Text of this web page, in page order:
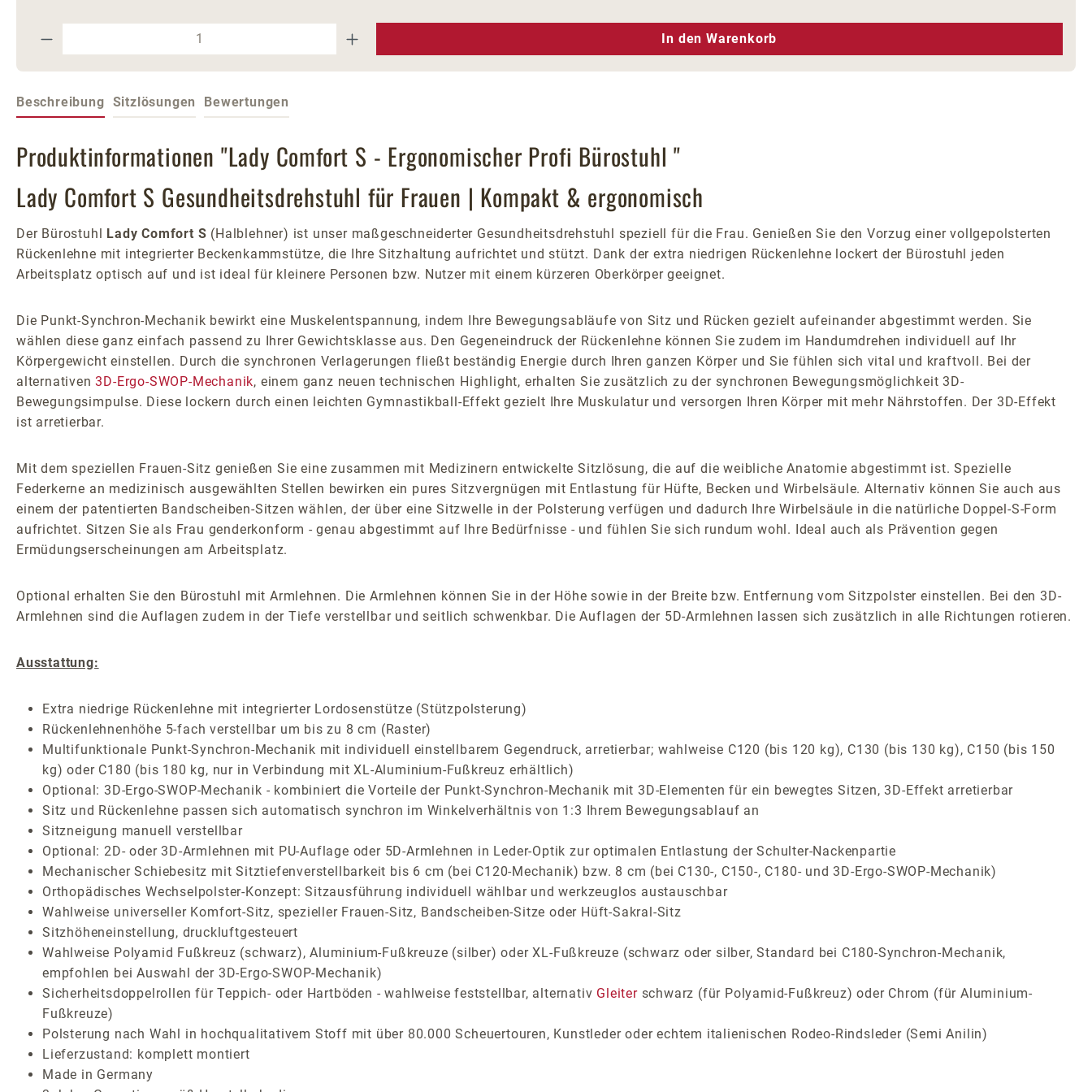
Produkt Anzahl: Gib den gewünschten Wert ein oder benutze die Schaltflächen um die Anzahl zu erhöhen oder zu
In den Warenkorb
Beschreibung Sitzlösungen Bewertungen
Produktinformationen "Lady Comfort S - Ergonomischer Profi Bürostuhl "
Lady Comfort S Gesundheitsdrehstuhl für Frauen | Kompakt & ergonomisch
Der Bürostuhl Lady Comfort S (Halblehner) ist unser maßgeschneiderter Gesundheitsdrehstuhl speziell für die Frau. Genießen Sie den Vorzug einer vollgepolsterten
Rückenlehne mit integrierter Beckenkammstütze, die Ihre Sitzhaltung aufrichtet und stützt. Dank der extra niedrigen Rückenlehne lockert der Bürostuhl jeden
Arbeitsplatz optisch auf und ist ideal für kleinere Personen bzw. Nutzer mit einem kürzeren Oberkörper geeignet.
Die Punkt-Synchron-Mechanik bewirkt eine Muskelentspannung, indem Ihre Bewegungsabläufe von Sitz und Rücken gezielt aufeinander abgestimmt werden. Sie
wählen diese ganz einfach passend zu Ihrer Gewichtsklasse aus. Den Gegeneindruck der Rückenlehne können Sie zudem im Handumdrehen individuell auf Ihr
Körpergewicht einstellen. Durch die synchronen Verlagerungen fließt beständig Energie durch Ihren ganzen Körper und Sie fühlen sich vital und kraftvoll. Bei der
alternativen3D-Ergo-SWOP-Mechanik, einem ganz neuen technischen Highlight, erhalten Sie zusätzlich zu der synchronen Bewegungsmöglichkeit 3D-
Bewegungsimpulse. Diese lockern durch einen leichten Gymnastikball-Effekt gezielt Ihre Muskulatur und versorgen Ihren Körper mit mehr Nährstoffen. Der 3D-Effekt
ist arretierbar.
Mit dem speziellen Frauen-Sitz genießen Sie eine zusammen mit Medizinern entwickelte Sitzlösung, die auf die weibliche Anatomie abgestimmt ist. Spezielle
Federkerne an medizinisch ausgewählten Stellen bewirken ein pures Sitzvergnügen mit Entlastung für Hüfte, Becken und Wirbelsäule. Alternativ können Sie auch aus
einem der patentierten Bandscheiben-Sitzen wählen, der über eine Sitzwelle in der Polsterung verfügen und dadurch Ihre Wirbelsäule in die natürliche Doppel-S-Form
aufrichtet. Sitzen Sie als Frau genderkonform - genau abgestimmt auf Ihre Bedürfnisse - und fühlen Sie sich rundum wohl. Ideal auch als Prävention gegen
Ermüdungserscheinungen am Arbeitsplatz.
Optional erhalten Sie den Bürostuhl mit Armlehnen. Die Armlehnen können Sie in der Höhe sowie in der Breite bzw. Entfernung vom Sitzpolster einstellen. Bei den 3D-
Armlehnen sind die Auflagen zudem in der Tiefe verstellbar und seitlich schwenkbar. Die Auflagen der 5D-Armlehnen lassen sich zusätzlich in alle Richtungen rotieren.
Ausstattung:
Extra niedrige Rückenlehne mit integrierter Lordosenstütze (Stützpolsterung)
Rückenlehnenhöhe 5-fach verstellbar um bis zu 8 cm (Raster)
Multifunktionale Punkt-Synchron-Mechanik mit individuell einstellbarem Gegendruck, arretierbar; wahlweise C120 (bis 120 kg), C130 (bis 130 kg), C150 (bis 150
kg) oder C180 (bis 180 kg, nur in Verbindung mit XL-Aluminium-Fußkreuz erhältlich)
Optional: 3D-Ergo-SWOP-Mechanik - kombiniert die Vorteile der Punkt-Synchron-Mechanik mit 3D-Elementen für ein bewegtes Sitzen, 3D-Effekt arretierbar
Sitz und Rückenlehne passen sich automatisch synchron im Winkelverhältnis von 1:3 Ihrem Bewegungsablauf an
Sitzneigung manuell verstellbar
Optional: 2D- oder 3D-Armlehnen mit PU-Auflage oder 5D-Armlehnen in Leder-Optik zur optimalen Entlastung der Schulter-Nackenpartie
Mechanischer Schiebesitz mit Sitztiefenverstellbarkeit bis 6 cm (bei C120-Mechanik) bzw. 8 cm (bei C130-, C150-, C180- und 3D-Ergo-SWOP-Mechanik)
Orthopädisches Wechselpolster-Konzept: Sitzausführung individuell wählbar und werkzeuglos austauschbar
Wahlweise universeller Komfort-Sitz, spezieller Frauen-Sitz, Bandscheiben-Sitze oder Hüft-Sakral-Sitz
Sitzhöheneinstellung, druckluftgesteuert
Wahlweise Polyamid Fußkreuz (schwarz), Aluminium-Fußkreuze (silber) oder XL-Fußkreuze (schwarz oder silber, Standard bei C180-Synchron-Mechanik,
empfohlen bei Auswahl der 3D-Ergo-SWOP-Mechanik)
Sicherheitsdoppelrollen für Teppich- oder Hartböden - wahlweise feststellbar, alternativ Gleiterschwarz (für Polyamid-Fußkreuz) oder Chrom (für Aluminium-
Fußkreuze)
Polsterung nach Wahl in hochqualitativem Stoff mit über 80.000 Scheuertouren, Kunstleder oder echtem italienischen Rodeo-Rindsleder (Semi Anilin)
Lieferzustand: komplett montiert
Made in Germany